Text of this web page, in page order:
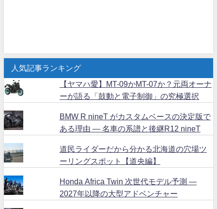
人気記事ランキング
【ヤマハ愛】MT-09かMT-07か？元両オーナ
ーが語る「鼓動と電子制御」の究極選択
BMW R nineT がカスタムベースの決定版で
ある理由 ― 名車の系譜と後継R12 nineT
道民ライダーだから分かる北海道の穴場ツ
ーリングスポット【道央編】
Honda Africa Twin 次世代モデル予測 ―
2027年以降の大型アドベンチャー